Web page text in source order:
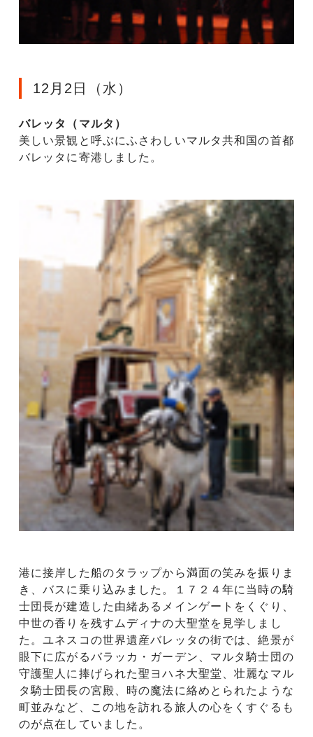
12月2日（水）
バレッタ（マルタ）
美しい景観と呼ぶにふさわしいマルタ共和国の首都
バレッタに寄港しました。
港に接岸した船のタラップから満面の笑みを振りま
き、バスに乗り込みました。１７２４年に当時の騎
士団長が建造した由緒あるメインゲートをくぐり、
中世の香りを残すムディナの大聖堂を見学しまし
た。ユネスコの世界遺産バレッタの街では、絶景が
眼下に広がるバラッカ・ガーデン、マルタ騎士団の
守護聖人に捧げられた聖ヨハネ大聖堂、壮麗なマル
タ騎士団長の宮殿、時の魔法に絡めとられたような
町並みなど、この地を訪れる旅人の心をくすぐるも
のが点在していました。